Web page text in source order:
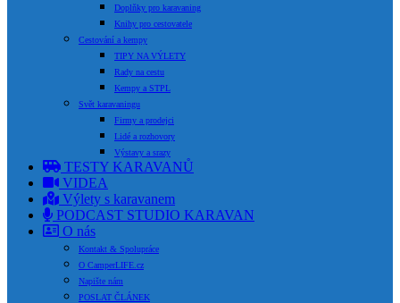
Doplňky pro karavaning
Knihy pro cestovatele
Cestování a kempy
TIPY NA VÝLETY
Rady na cestu
Kempy a STPL
Svět karavaningu
Firmy a prodejci
Lidé a rozhovory
Výstavy a srazy
TESTY KARAVANŮ
VIDEA
Výlety s karavanem
PODCAST STUDIO KARAVAN
O nás
Kontakt & Spolupráce
O CamperLIFE.cz
Napište nám
POSLAT ČLÁNEK